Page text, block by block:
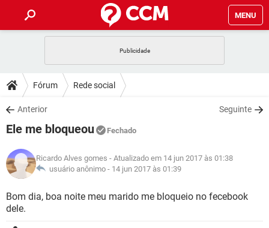
MENU
CELULAR
OUTLOOK
INSTAGRAM
GUIA DE COMPRAS
DICAS
JOGOS
INSTAGRAM GMAIL
GUIA DE COMPRAS
DOWNLOADS
JOGOS
CELULAR
OUTLOOK EXCEL
INSTAGRAM GMAIL
GUIA DE COMPRAS
JOGOS WHATSAPP
CELULAR
OUTLOOK EXCEL
GLOSSÁRIO
JOGOS WHATSAPP
CELULAR
Fórum Rede social
Anterior Seguinte
Ele me bloqueou Fechado
Ricardo Alves gomes - Atualizado em 14 jun 2017 às 01:38
usuário anônimo - 14 jun 2017 às 01:39
Bom dia, boa noite meu marido me bloqueio no fecebook
dele.